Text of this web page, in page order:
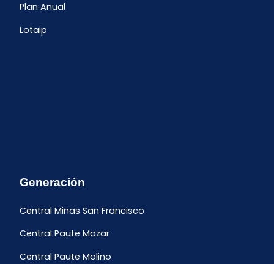
Plan Anual
Lotaip
Generación
Central Minas San Francisco
Central Paute Mazar
Central Paute Molino